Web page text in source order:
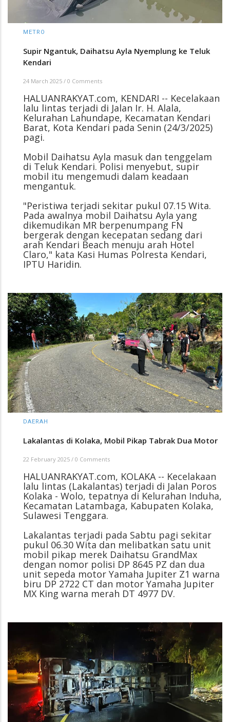
METRO
Supir Ngantuk, Daihatsu Ayla Nyemplung ke Teluk
Kendari
24 March 2025 / 0 Comments
HALUANRAKYAT.com, KENDARI -- Kecelakaan
lalu lintas terjadi di Jalan Ir. H. Alala,
Kelurahan Lahundape, Kecamatan Kendari
Barat, Kota Kendari pada Senin (24/3/2025)
pagi.
Mobil Daihatsu Ayla masuk dan tenggelam
di Teluk Kendari. Polisi menyebut, supir
mobil itu mengemudi dalam keadaan
mengantuk.
"Peristiwa terjadi sekitar pukul 07.15 Wita.
Pada awalnya mobil Daihatsu Ayla yang
dikemudikan MR berpenumpang FN
bergerak dengan kecepatan sedang dari
arah Kendari Beach menuju arah Hotel
Claro," kata Kasi Humas Polresta Kendari,
IPTU Haridin.
DAERAH
Lakalantas di Kolaka, Mobil Pikap Tabrak Dua Motor
22 February 2025 / 0 Comments
HALUANRAKYAT.com, KOLAKA -- Kecelakaan
lalu lintas (Lakalantas) terjadi di Jalan Poros
Kolaka - Wolo, tepatnya di Kelurahan Induha,
Kecamatan Latambaga, Kabupaten Kolaka,
Sulawesi Tenggara.
Lakalantas terjadi pada Sabtu pagi sekitar
pukul 06.30 Wita dan melibatkan satu unit
mobil pikap merek Daihatsu GrandMax
dengan nomor polisi DP 8645 PZ dan dua
unit sepeda motor Yamaha Jupiter Z1 warna
biru DP 2722 CT dan motor Yamaha Jupiter
MX King warna merah DT 4977 DV.